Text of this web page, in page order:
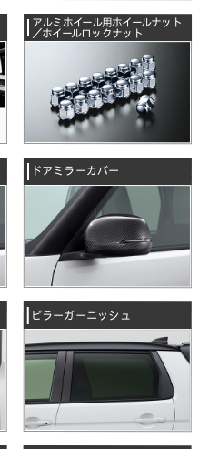
アルミホイール用ホイールナット
／ホイールロックナット
ドアミラーカバー
ピラーガーニッシュ